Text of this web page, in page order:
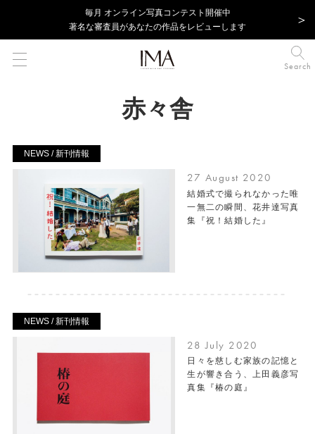
毎⽉ オンライン写真コンテスト開催中
著名な審査員があなたの作品をレビューします
Search
赤々舎
NEWS / 新刊情報
27 August 2020
結婚式で撮られなかった唯
一無二の瞬間、花井達写真
集『祝！結婚した』
NEWS / 新刊情報
28 July 2020
日々を慈しむ家族の記憶と
生が響き合う、上田義彦写
真集『椿の庭』